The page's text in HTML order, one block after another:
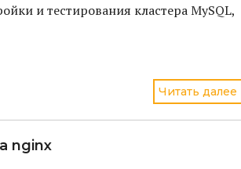
и тестирования кластера MySQL,
Читать далее
nginx